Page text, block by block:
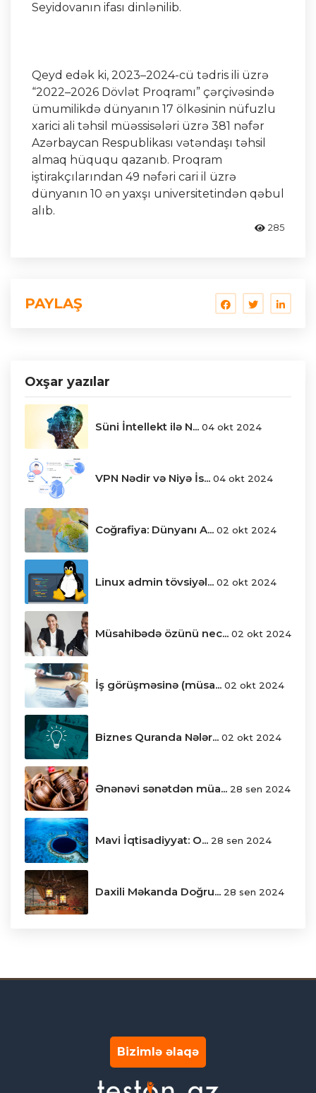
Seyidovanın ifası dinlənilib.
Qeyd edək ki, 2023–2024-cü tədris ili üzrə
“2022–2026 Dövlət Proqramı” çərçivəsində
ümumilikdə dünyanın 17 ölkəsinin nüfuzlu
xarici ali təhsil müəssisələri üzrə 381 nəfər
Azərbaycan Respublikası vətəndaşı təhsil
almaq hüququ qazanıb. Proqram
iştirakçılarından 49 nəfəri cari il üzrə
dünyanın 10 ən yaxşı universitetindən qəbul
alıb.
285
PAYLAŞ
Oxşar yazılar
Süni İntellekt ilə N... 04 okt 2024
VPN Nədir və Niyə İs... 04 okt 2024
Coğrafiya: Dünyanı A... 02 okt 2024
Linux admin tövsiyəl... 02 okt 2024
Müsahibədə özünü nec... 02 okt 2024
İş görüşməsinə (müsa... 02 okt 2024
Biznes Quranda Nələr... 02 okt 2024
Ənənəvi sənətdən müa... 28 sen 2024
Mavi İqtisadiyyat: O... 28 sen 2024
Daxili Məkanda Doğru... 28 sen 2024
Bizimlə əlaqə